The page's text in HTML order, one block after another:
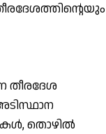
തീരദേശ
തൊഴില്‍